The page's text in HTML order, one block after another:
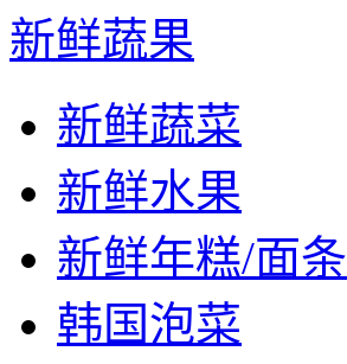
新鲜蔬果
新鲜蔬菜
新鲜水果
新鲜年糕/面条
韩国泡菜